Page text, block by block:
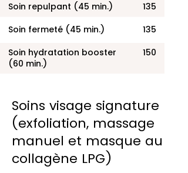
Soin repulpant (45 min.)
135
Soin fermeté (45 min.)
135
Soin hydratation booster
(60 min.)
150
Soins visage signature
(exfoliation, massage
manuel et masque au
collagène LPG)